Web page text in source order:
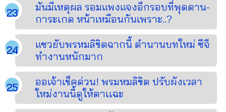
มันมีเหตุผล รอมแพงแจงอีกรอบที่พุดตาน-
การะเกด หน้าเหมือนกันเพราะ..?
แซวยับพรหมลิขิตฉากนี้ ตำนานบทใหม่ ซีจี
ทำงานหนักมาก
ออเจ้าเช็คด่วน! พรมหมลิขิต ปรับผังเวลา
ใหม่งานนี้ดูให้ตาเเฉะ